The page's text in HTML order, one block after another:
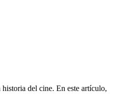
del cine. En este artículo,